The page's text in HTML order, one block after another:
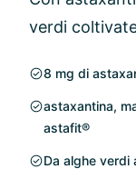
verdi
8 mg di
astaxantina,
astafit®
Da alghe verdi